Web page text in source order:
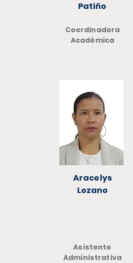
Patiño
Coordinadora
Académica
Aracelys
Lozano
Asistente
Administrativa